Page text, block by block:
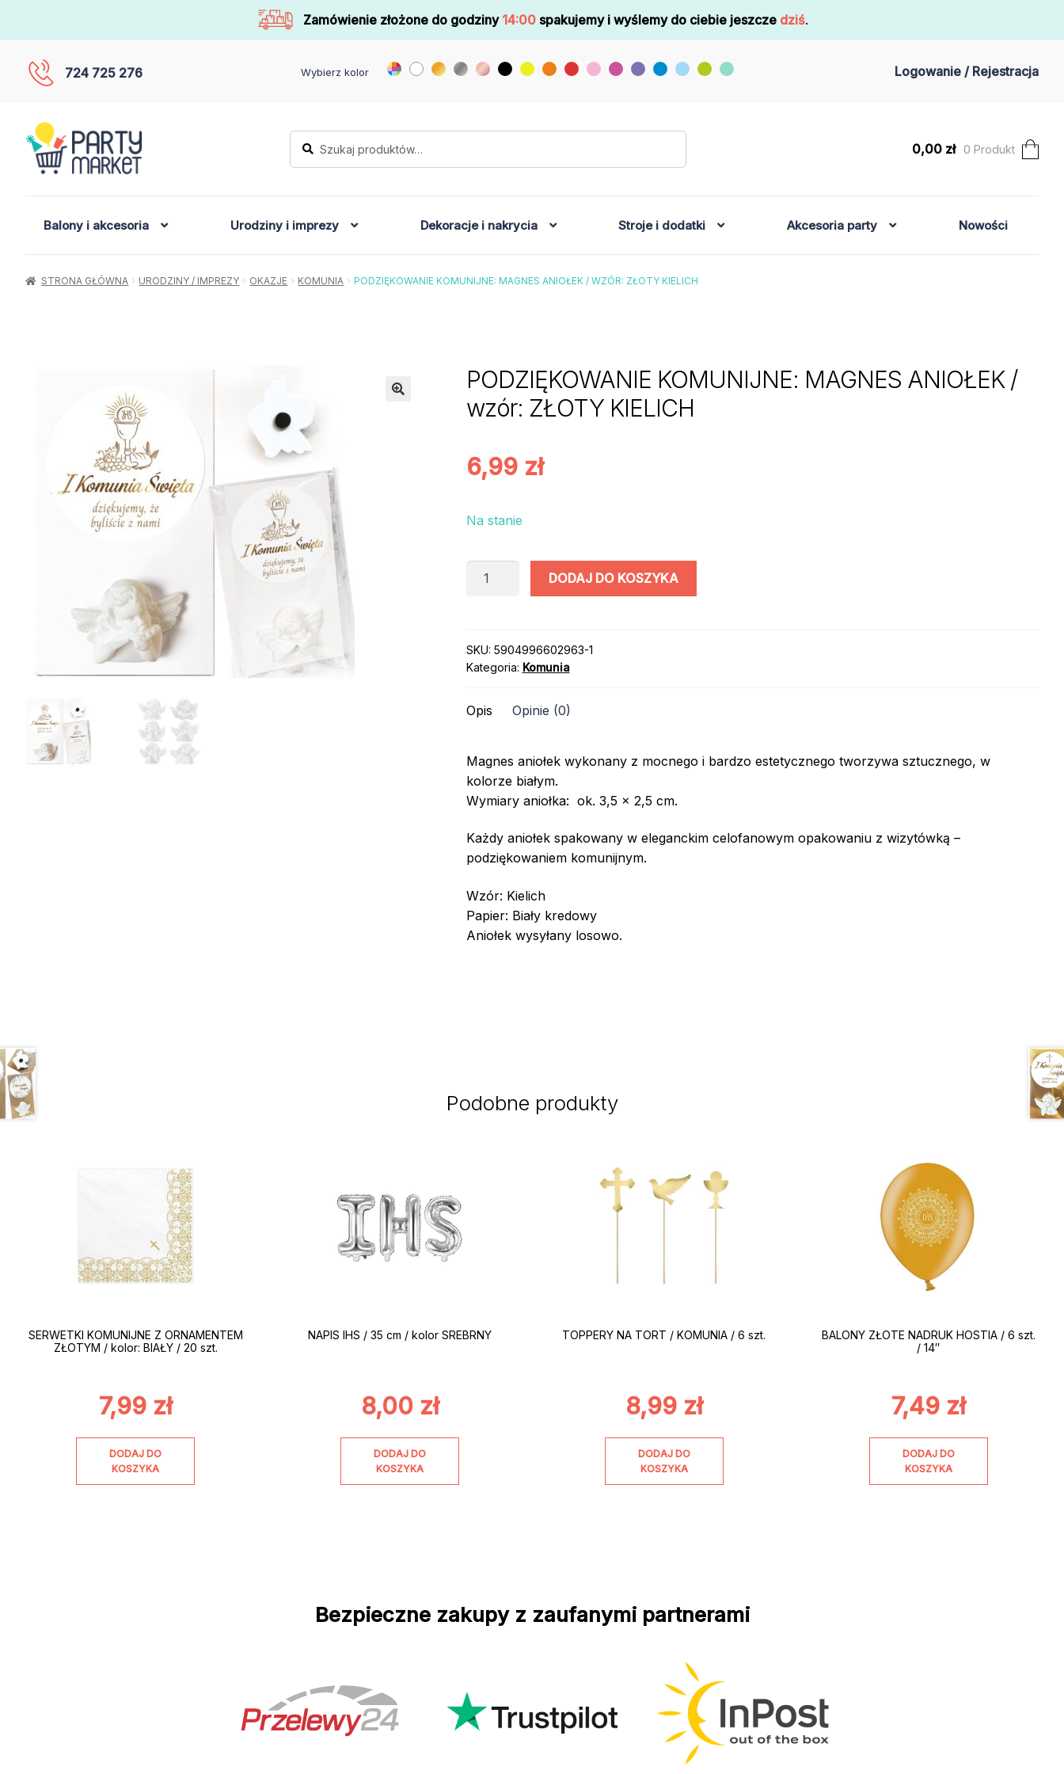
Zamówienie złożone do godziny 14:00 spakujemy i wyślemy do ciebie jeszcze dziś.
724 725 276 Wybierz kolor Logowanie / Rejestracja
Szukaj:
Szukaj
0,00 zł 0 Produkt
Balony i akcesoria Urodziny i imprezy Dekoracje i nakrycia Stroje i dodatki Akcesoria party Nowości
STRONA GŁÓWNA URODZINY / IMPREZY OKAZJE KOMUNIA PODZIĘKOWANIE KOMUNIJNE: MAGNES ANIOŁEK / WZÓR: ZŁOTY KIELICH
PODZIĘKOWANIE KOMUNIJNE: MAGNES ANIOŁEK /
wzór: ZŁOTY KIELICH
6,99 zł
Na stanie
ilość
ANIOŁEK
/
ZŁOTY
DODAJ DO KOSZYKA
SKU: 5904996602963-1
Kategoria: Komunia
Opis Opinie (0)
Magnes aniołek wykonany z mocnego i bardzo estetycznego tworzywa sztucznego, w
kolorze białym.
Wymiary aniołka: ok. 3,5 x 2,5 cm.
Każdy aniołek spakowany w eleganckim celofanowym opakowaniu z wizytówką –
podziękowaniem komunijnym.
Wzór: Kielich
Papier: Biały kredowy
Aniołek wysyłany losowo.
Podobne produkty
SERWETKI KOMUNIJNE Z ORNAMENTEM
ZŁOTYM / kolor: BIAŁY / 20 szt.
7,99 zł
DODAJ DO
KOSZYKA
NAPIS IHS / 35 cm / kolor SREBRNY
8,00 zł
DODAJ DO
KOSZYKA
TOPPERY NA TORT / KOMUNIA / 6 szt.
8,99 zł
DODAJ DO
KOSZYKA
BALONY ZŁOTE NADRUK HOSTIA / 6 szt.
/ 14″
7,49 zł
DODAJ DO
KOSZYKA
Bezpieczne zakupy z zaufanymi partnerami